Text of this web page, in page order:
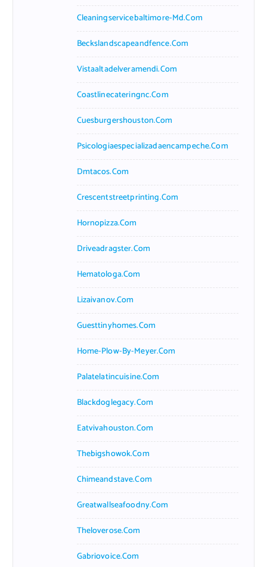
Cleaningservicebaltimore-Md.com
Beckslandscapeandfence.com
Vistaaltadelveramendi.com
Coastlinecateringnc.com
Cuesburgershouston.com
Psicologiaespecializadaencampeche.com
Dmtacos.com
Crescentstreetprinting.com
Hornopizza.com
Driveadragster.com
Hematologa.com
Lizaivanov.com
Guesttinyhomes.com
Home-Plow-By-Meyer.com
Palatelatincuisine.com
Blackdoglegacy.com
Eatvivahouston.com
Thebigshowok.com
Chimeandstave.com
Greatwallseafoodny.com
Theloverose.com
Gabriovoice.com